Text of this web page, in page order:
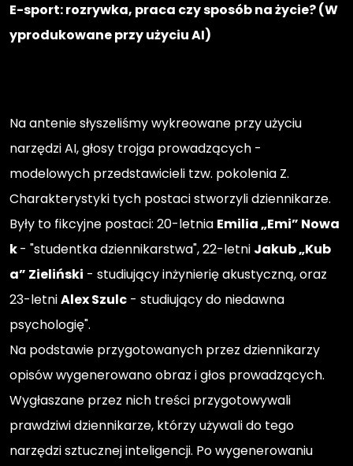
E-sport: rozrywka, praca czy sposób na życie? (W
yprodukowane przy użyciu AI)
Na antenie słyszeliśmy wykreowane przy użyciu
narzędzi AI, głosy trojga prowadzących -
modelowych przedstawicieli tzw. pokolenia Z.
Charakterystyki tych postaci stworzyli dziennikarze.
Były to fikcyjne postaci: 20-letnia Emilia „Emi” Nowa
k- "studentka dziennikarstwa", 22-letni Jakub „Kub
a” Zieliński - studiujący inżynierię akustyczną, oraz
23-letniAlex Szulc- studiujący do niedawna
psychologię".
Na podstawie przygotowanych przez dziennikarzy
opisów wygenerowano obraz i głos prowadzących.
Wygłaszane przez nich treści przygotowywali
prawdziwi dziennikarze, którzy używali do tego
narzędzi sztucznej inteligencji. Po wygenerowaniu